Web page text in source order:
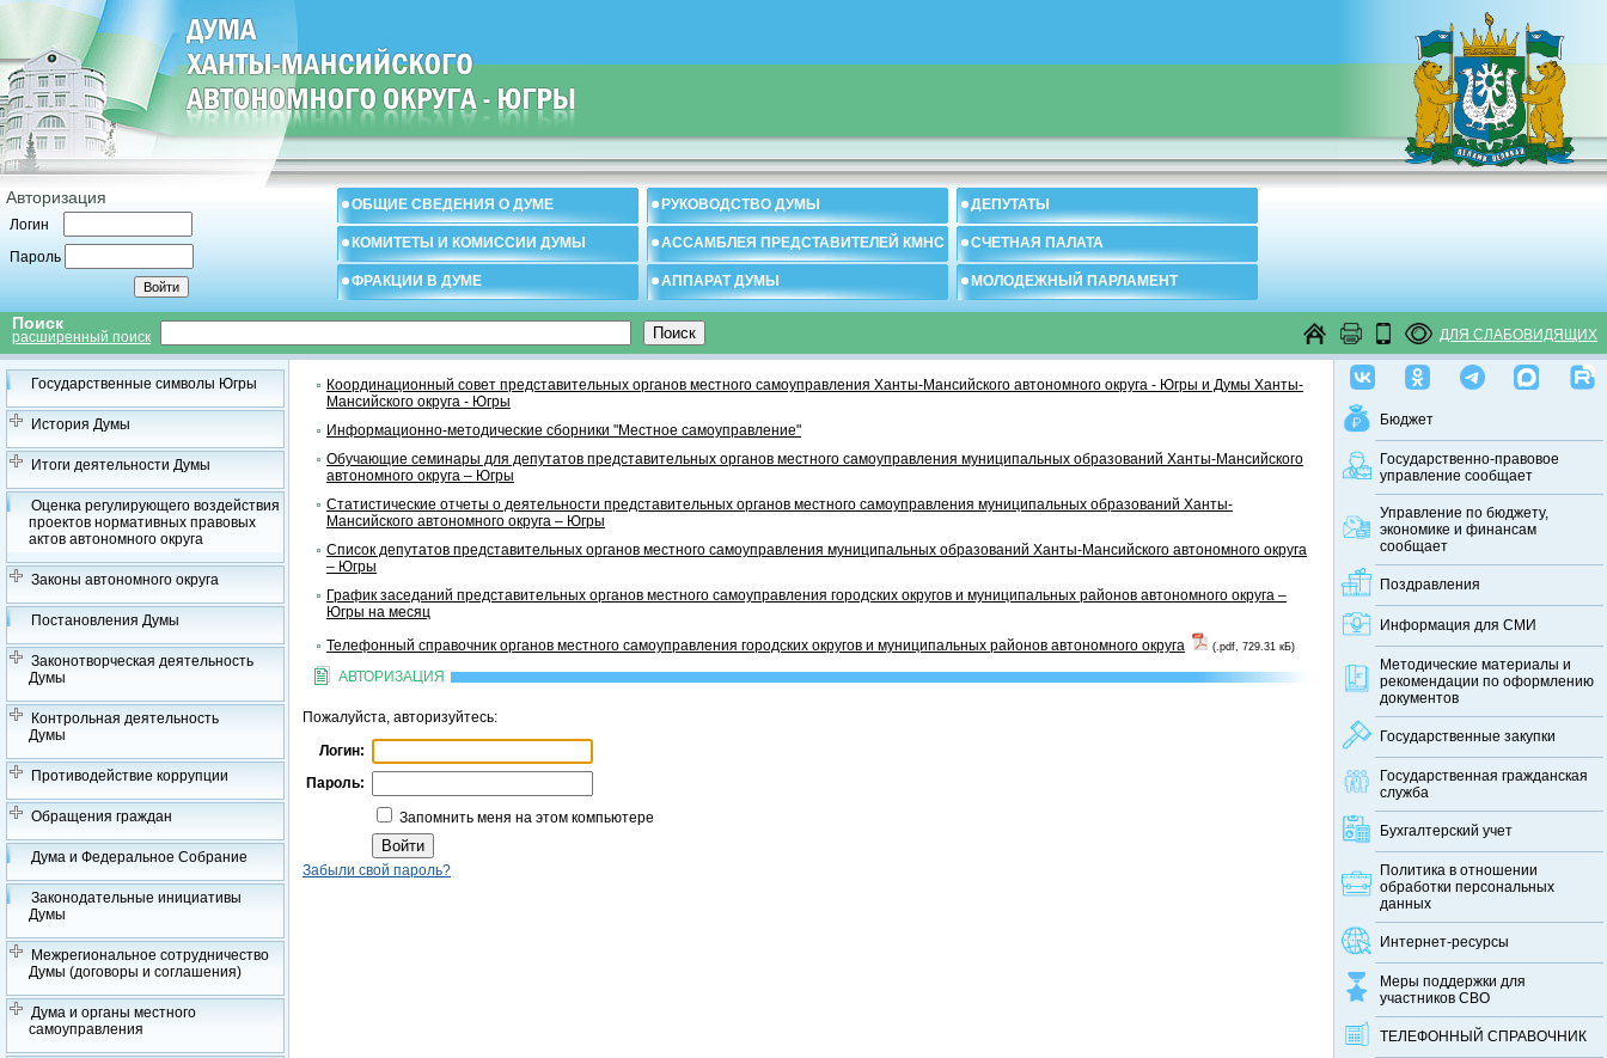
Авторизация
Логин
Пароль
ОБЩИЕ СВЕДЕНИЯ О ДУМЕ РУКОВОДСТВО ДУМЫ ДЕПУТАТЫ
КОМИТЕТЫ И КОМИССИИ ДУМЫ АССАМБЛЕЯ ПРЕДСТАВИТЕЛЕЙ КМНС СЧЕТНАЯ ПАЛАТА
ФРАКЦИИ В ДУМЕ АППАРАТ ДУМЫ МОЛОДЕЖНЫЙ ПАРЛАМЕНТ
Поиск
расширенный поиск ДЛЯ СЛАБОВИДЯЩИХ
Государственные символы Югры
История Думы
Итоги деятельности Думы
Оценка регулирующего воздействия
проектов нормативных правовых
актов автономного округа
Законы автономного округа
Постановления Думы
Законотворческая деятельность
Думы
Контрольная деятельность
Думы
Противодействие коррупции
Обращения граждан
Дума и Федеральное Собрание
Законодательные инициативы
Думы
Межрегиональное сотрудничество
Думы (договоры и соглашения)
Дума и органы местного
самоуправления
Бюджет
Государственно-правовое
управление сообщает
Управление по бюджету,
экономике и финансам
сообщает
Поздравления
Информация для СМИ
Методические материалы и
рекомендации по оформлению
документов
Государственные закупки
Государственная гражданская
служба
Бухгалтерский учет
Политика в отношении
обработки персональных
данных
Интернет-ресурсы
Меры поддержки для
участников СВО
ТЕЛЕФОННЫЙ CПРАВОЧНИК
Координационный совет представительных органов местного самоуправления Ханты-Мансийского автономного округа - Югры и Думы Ханты-
Мансийского округа - Югры
Информационно-методические сборники "Местное самоуправление"
Обучающие семинары для депутатов представительных органов местного самоуправления муниципальных образований Ханты-Мансийского
автономного округа – Югры
Статистические отчеты о деятельности представительных органов местного самоуправления муниципальных образований Ханты-
Мансийского автономного округа – Югры
Список депутатов представительных органов местного самоуправления муниципальных образований Ханты-Мансийского автономного округа
– Югры
График заседаний представительных органов местного самоуправления городских округов и муниципальных районов автономного округа –
Югры на месяц
Телефонный справочник органов местного самоуправления городских округов и муниципальных районов автономного округа
(.pdf, 729.31 кБ)
АВТОРИЗАЦИЯ
Пожалуйста, авторизуйтесь:
Логин:
Пароль:
Запомнить меня на этом компьютере
Забыли свой пароль?